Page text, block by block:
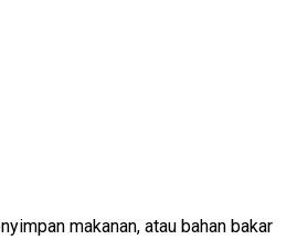
makanan, atau bahan bakar